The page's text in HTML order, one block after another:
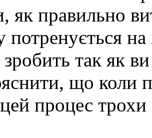
як правильно
потренується
зробить так як
що коли
процес трохи